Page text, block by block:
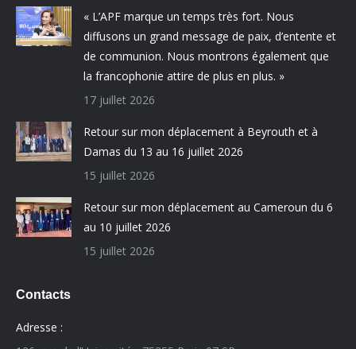
« L’APF marque un temps très fort. Nous
diffusons un grand message de paix, d’entente et
de communion. Nous montrons également que
la francophonie attire de plus en plus. »
17 juillet 2026
Retour sur mon déplacement à Beyrouth et à
Damas du 13 au 16 juillet 2026
15 juillet 2026
Retour sur mon déplacement au Cameroun du 6
au 10 juillet 2026
15 juillet 2026
Contacts
Adresse :